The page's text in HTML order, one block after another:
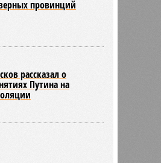
провинций
рассказал о
Путина на